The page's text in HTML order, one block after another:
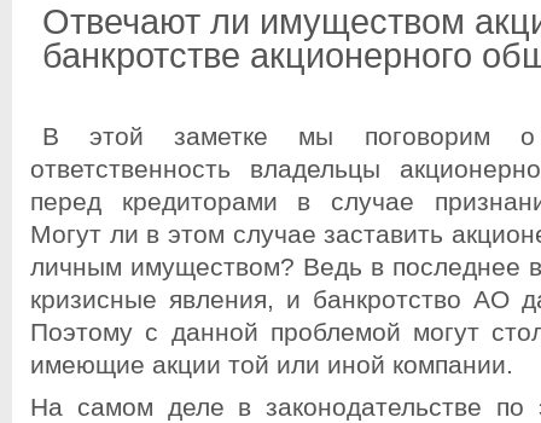
Отвечают ли имуществом
банкротстве акционерного
В этой заметке мы поговорим
ответственность владельцы
перед кредиторами в случае
Могут ли в этом случае заставить
личным имуществом? Ведь в последнее
кризисные явления, и банкротство АО
Поэтому с данной проблемой могут
имеющие акции той или иной компании.
На самом деле в законодательстве по